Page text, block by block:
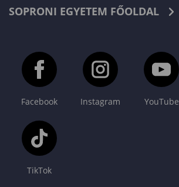
SOPRONI EGYETEM FŐOLDAL
Facebook Instagram YouTube
TikTok